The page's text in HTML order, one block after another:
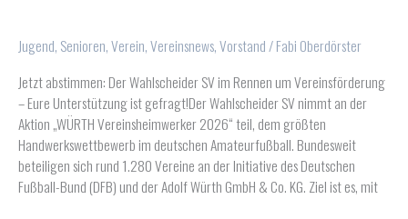
Jugend, Senioren,Verein,Vereinsnews,Vorstand /Fabi Oberdörster
Jetzt abstimmen: Der Wahlscheider SV im Rennen um Vereinsförderung
– Eure Unterstützung ist gefragt!Der Wahlscheider SV nimmt an der
Aktion „WÜRTH Vereinsheimwerker 2026“ teil, dem größten
Handwerkswettbewerb im deutschen Amateurfußball. Bundesweit
beteiligen sich rund 1.280 Vereine an der Initiative des Deutschen
Fußball-Bund (DFB) und der Adolf Würth GmbH & Co. KG. Ziel ist es, mit